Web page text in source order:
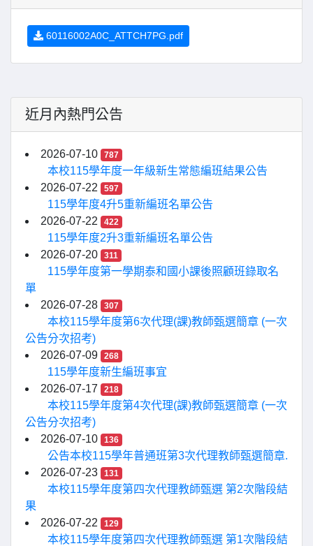
60116002A0C_ATTCH7PG.pdf
近月內熱門公告
2026-07-10 787
本校115學年度一年級新生常態編班結果公告
2026-07-22
597
115學年度4升5重新編班名單公告
2026-07-22
422
115學年度2升3重新編班名單公告
2026-07-20
311
115學年度第一學期泰和國小課後照顧班錄取名
單
2026-07-28
307
本校115學年度第6次代理(課)教師甄選簡章 (一次
公告分次招考)
2026-07-09
268
115學年度新生編班事宜
2026-07-17
218
本校115學年度第4次代理(課)教師甄選簡章 (一次
公告分次招考)
2026-07-10
136
公告本校115學年普通班第3次代理教師甄選簡章.
2026-07-23
131
本校115學年度第四次代理教師甄選 第2次階段結
果
2026-07-22
129
本校115學年度第四次代理教師甄選 第1次階段結